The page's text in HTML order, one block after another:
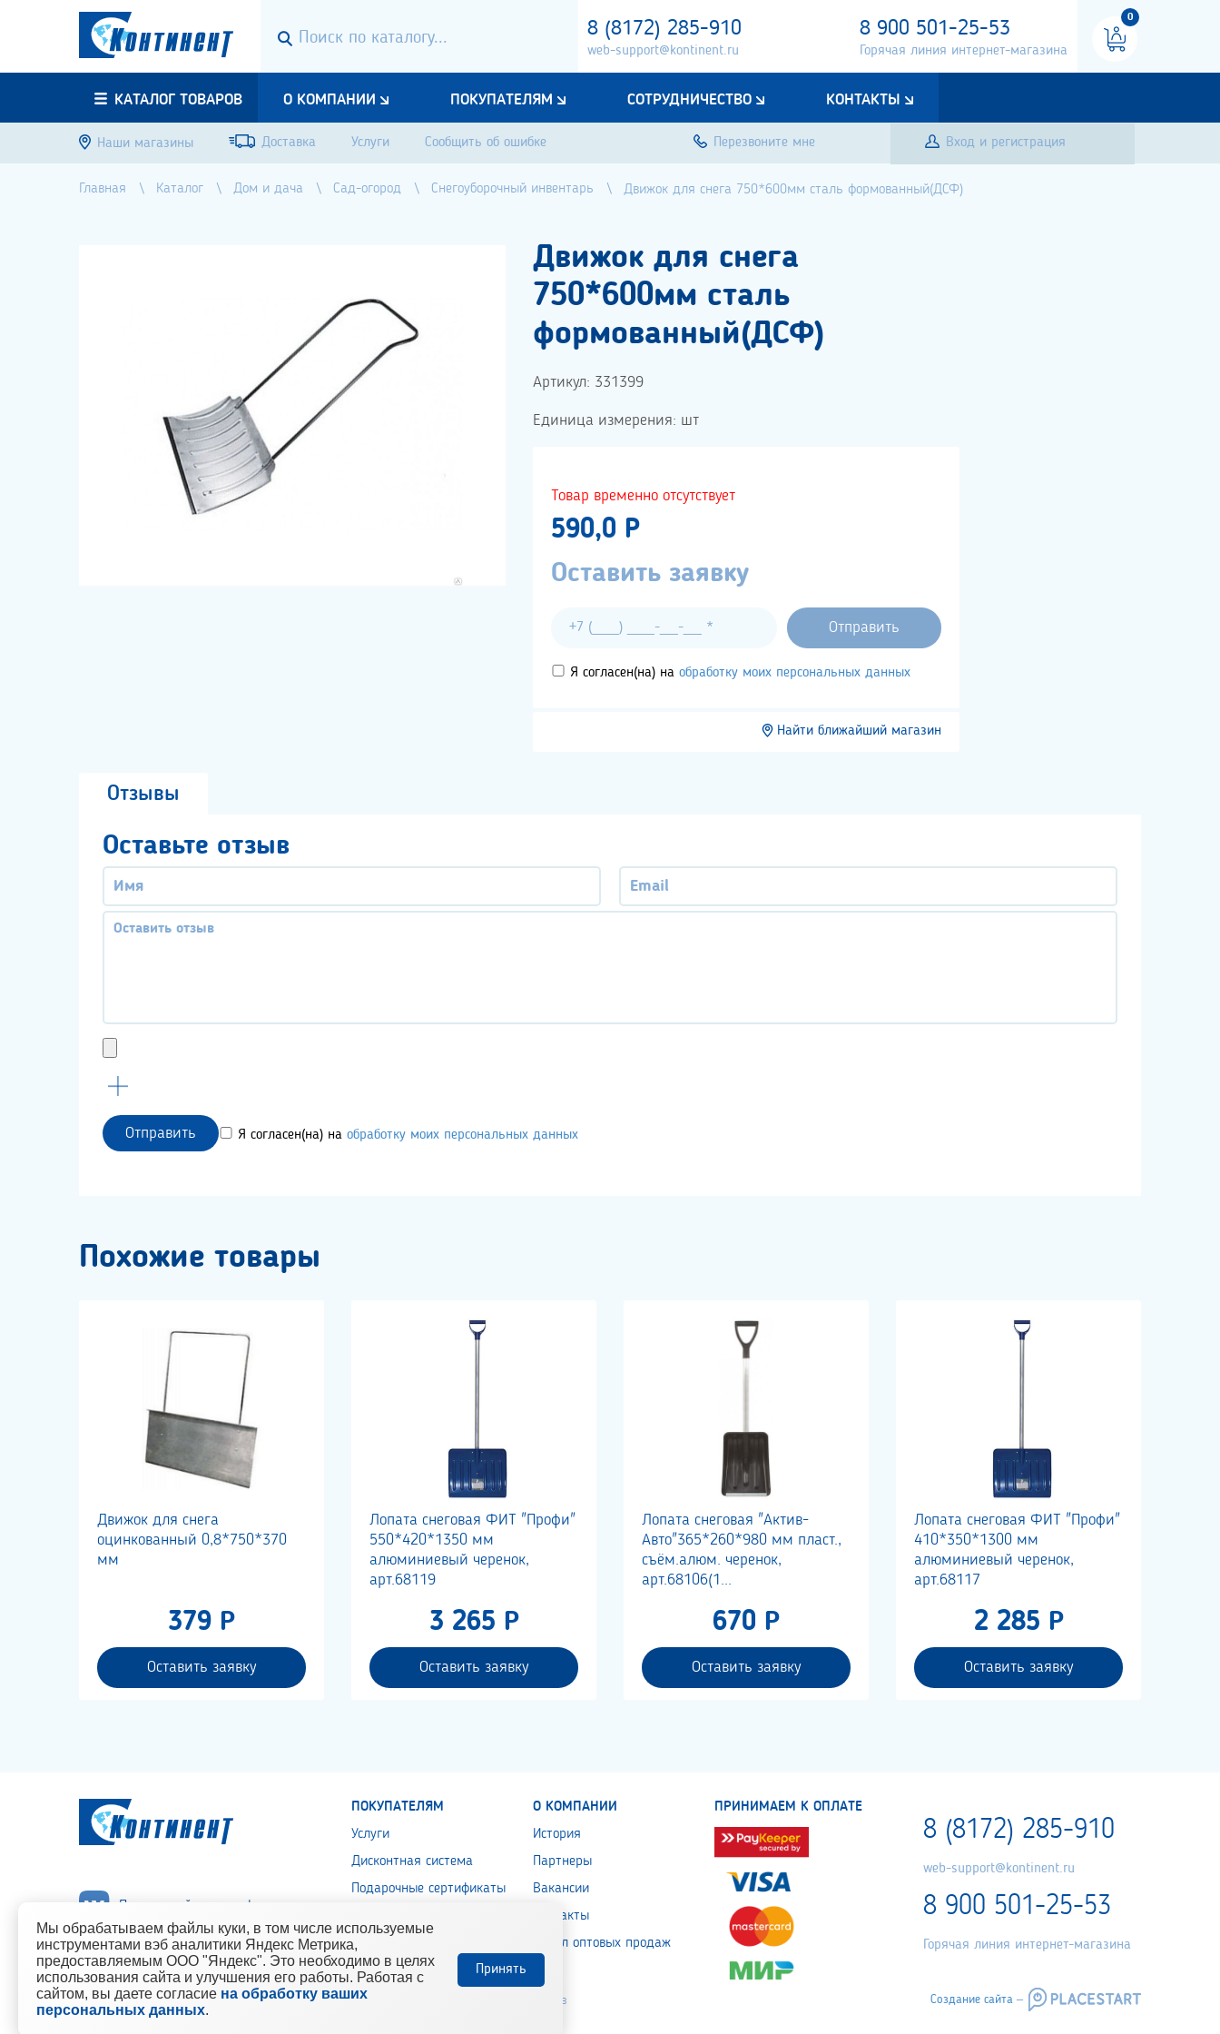
8 (8172) 285-910
web-support@kontinent.ru
8 900 501-25-53
Горячая линия интернет-магазина
0
КАТАЛОГ ТОВАРОВ О КОМПАНИИ ПОКУПАТЕЛЯМ СОТРУДНИЧЕСТВО КОНТАКТЫ
Наши магазины Доставка Услуги Сообщить об ошибке Перезвоните мне Вход и регистрация
Главная Каталог Дом и дача Сад-огород Снегоуборочный инвентарь Движок для снега 750*600мм сталь формованный(ДСФ)
Движок для снега
750*600мм сталь
формованный(ДСФ)
Артикул: 331399
Единица измерения: шт
Товар временно отсутствует
590,0 P
Оставить заявку
Я согласен(на) на обработку моих персональных данных
Найти ближайший магазин
Отзывы
Оставьте отзыв
Отправить Я согласен(на) на обработку моих персональных данных
Похожие товары
Движок для снега
оцинкованный 0,8*750*370
мм
379 Р
Оставить заявку
Лопата снеговая ФИТ "Профи"
550*420*1350 мм
алюминиевый черенок,
арт.68119
3 265 Р
Оставить заявку
Лопата снеговая "Актив-
Авто"365*260*980 мм пласт.,
съём.алюм. черенок,
арт.68106(1...
670 Р
Оставить заявку
Лопата снеговая ФИТ "Профи"
410*350*1300 мм
алюминиевый черенок,
арт.68117
2 285 Р
Оставить заявку
Подписывайся на нас!
ПОКУПАТЕЛЯМ
Услуги
Дисконтная система
Подарочные сертификаты
персональных данных
О КОМПАНИИ
История
Партнеры
Вакансии
Контакты
Отдел оптовых продаж
ПРИНИМАЕМ К ОПЛАТЕ
8 (8172) 285-910
web-support@kontinent.ru
8 900 501-25-53
Горячая линия интернет-магазина
© 2010-2021 Компания «Континент» Сеть магазинов строительно-отделочных материалов Создание сайта –
Мы обрабатываем файлы куки, в том числе используемые
инструментами вэб аналитики Яндекс Метрика,
предоставляемым ООО "Яндекс". Это необходимо в целях
использования сайта и улучшения его работы. Работая с
сайтом, вы даете согласие на обработку ваших
персональных данных.
Принять